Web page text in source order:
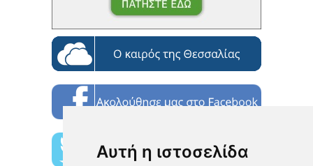
Αυτή η ιστοσελίδα